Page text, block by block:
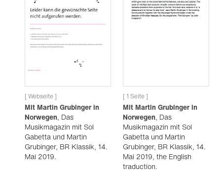
[ Webseite ]
Mit Martin Grubinger in
Norwegen, Das
Musikmagazin mit Sol
Gabetta und Martin
Grubinger, BR Klassik, 14.
Mai 2019.
[ 1 Seite ]
Mit Martin Grubinger in
Norwegen, Das
Musikmagazin mit Sol
Gabetta und Martin
Grubinger, BR Klassik, 14.
Mai 2019, the English
traduction.